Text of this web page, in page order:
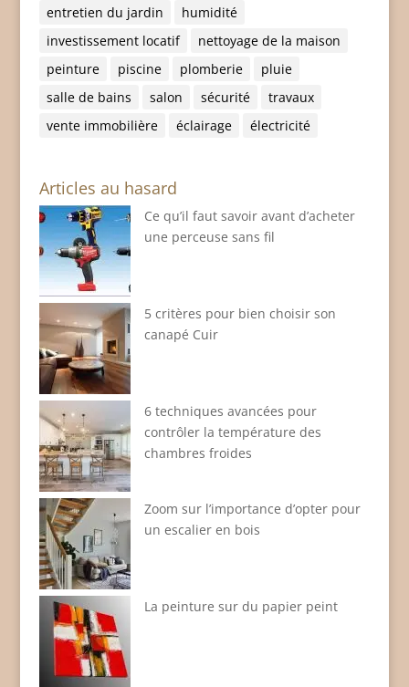
entretien du jardin
humidité
investissement locatif
nettoyage de la maison
peinture
piscine plomberie
pluie
salle de bains
salon sécurité
travaux
vente immobilière
éclairage électricité
Articles au hasard
Ce qu’il faut savoir avant d’acheter
une perceuse sans fil
5 critères pour bien choisir son
canapé Cuir
6 techniques avancées pour
contrôler la température des
chambres froides
Zoom sur l’importance d’opter pour
un escalier en bois
La peinture sur du papier peint